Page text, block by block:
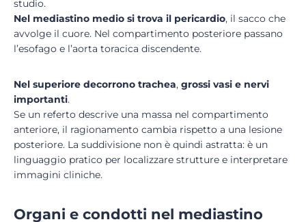
studio.
Nel mediastino medio si trova il pericardio, il sacco che
avvolge il cuore. Nel compartimento posteriore passano
l’esofago e l’aorta toracica discendente.
Nel superiore decorrono trachea, grossi vasi e nervi
importanti.
Se un referto descrive una massa nel compartimento
anteriore, il ragionamento cambia rispetto a una lesione
posteriore. La suddivisione non è quindi astratta: è un
linguaggio pratico per localizzare strutture e interpretare
immagini cliniche.
Organi e condotti nel mediastino